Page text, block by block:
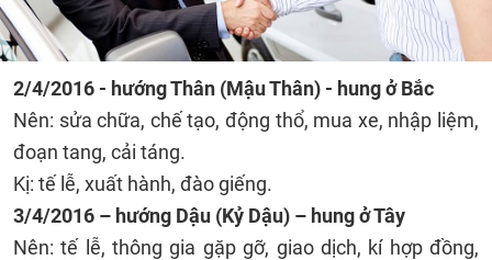
2/4/2016 - hướng Thân (Mậu Thân) - hung ở Bắc
Nên: sửa chữa, chế tạo, động thổ, mua xe, nhập liệm,
đoạn tang, cải táng.
Kị: tế lễ, xuất hành, đào giếng.
3/4/2016 – hướng Dậu (Kỷ Dậu) – hung ở Tây
Nên: tế lễ, thông gia gặp gỡ, giao dịch, kí hợp đồng,